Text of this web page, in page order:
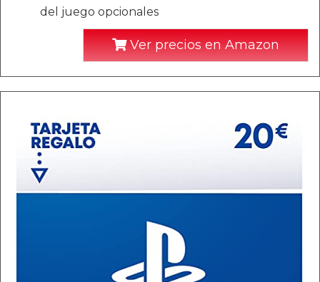
del juego opcionales
Ver precios en Amazon